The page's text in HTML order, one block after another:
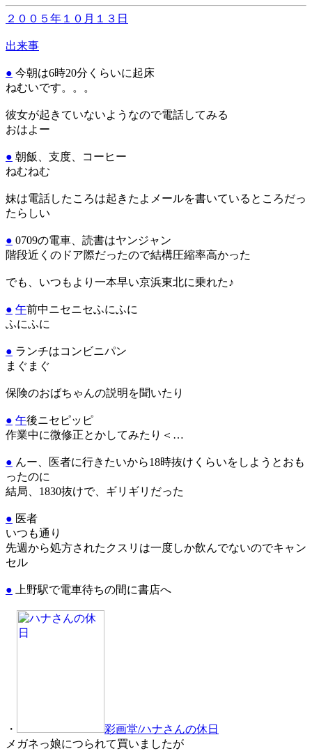
２００５年１０月１３日
出来事
● 今朝は6時20分くらいに起床
ねむいです。。。
彼女が起きていないようなので電話してみる
おはよー
● 朝飯、支度、コーヒー
ねむねむ
妹は電話したころは起きたよメールを書いているところだっ
たらしい
● 0709の電車、読書はヤンジャン
階段近くのドア際だったので結構圧縮率高かった
でも、いつもより一本早い京浜東北に乗れた♪
● 午前中ニセニセふにふに
ふにふに
● ランチはコンビニパン
まぐまぐ
保険のおばちゃんの説明を聞いたり
● 午後ニセピッピ
作業中に微修正とかしてみたり＜…
● んー、医者に行きたいから18時抜けくらいをしようとおも
ったのに
結局、1830抜けで、ギリギリだった
● 医者
いつも通り
先週から処方されたクスリは一度しか飲んでないのでキャン
セル
● 上野駅で電車待ちの間に書店へ
・
彩画堂/ハナさんの休日
メガネっ娘につられて買いましたが